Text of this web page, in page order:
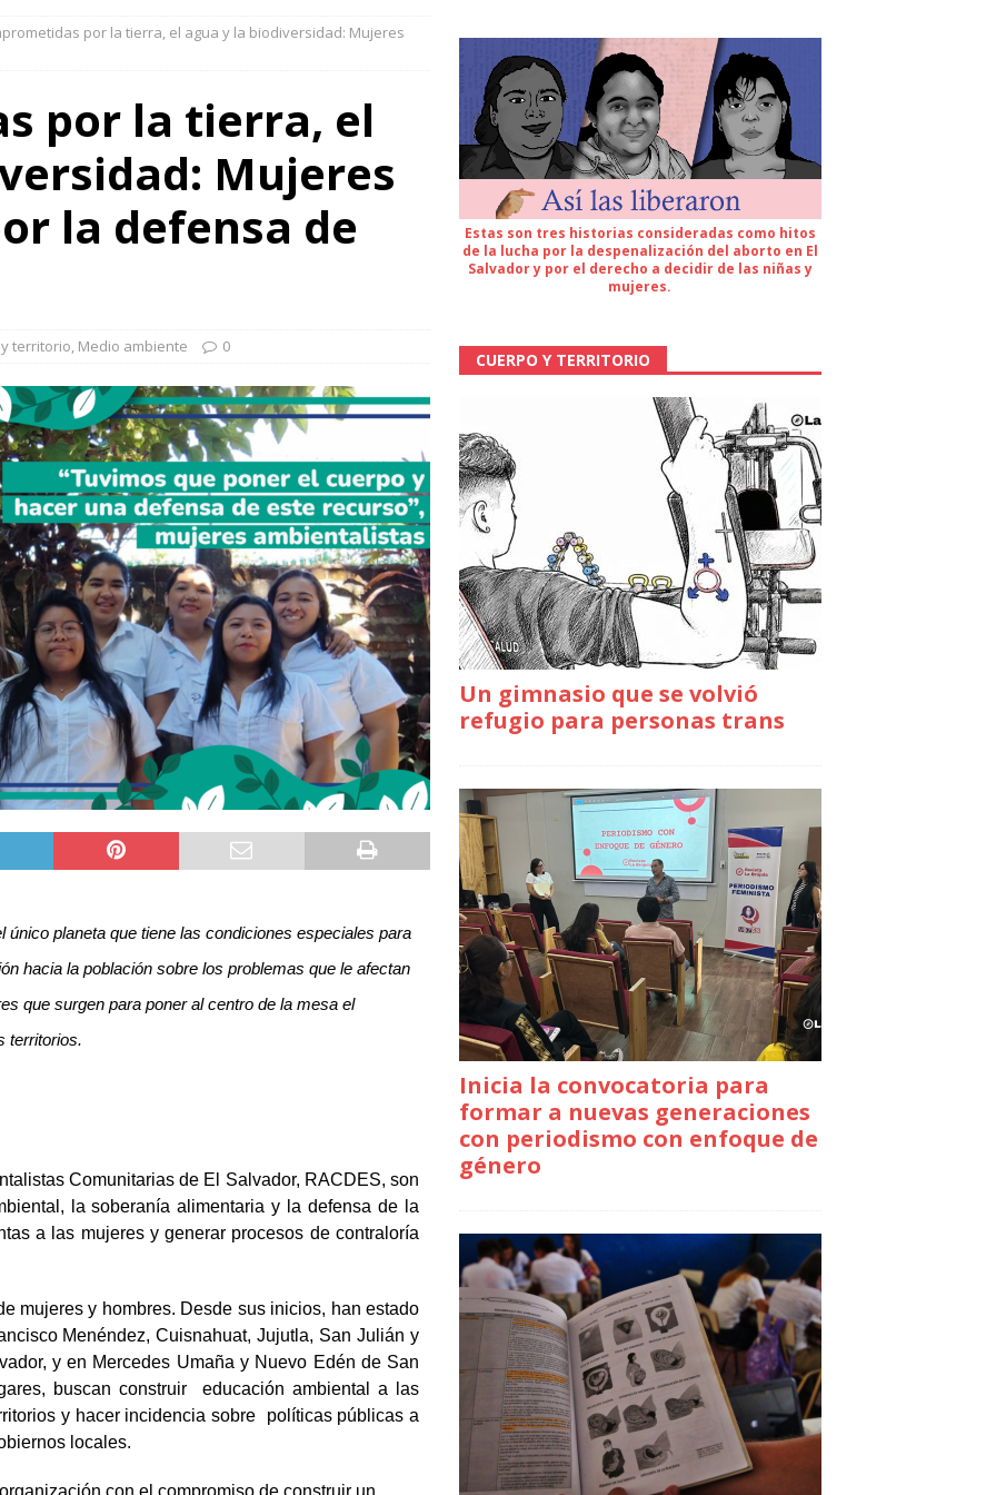
por la tierra, el agua y la biodiversidad: Mujeres
por la tierra, el
Mujeres
la defensa de
territorio, Medio ambiente 0
planeta que tiene las condiciones especiales para
hacia la población sobre los problemas que le afectan
que surgen para poner al centro de la mesa el
territorios.
Comunitarias de El Salvador, RACDES, son
la soberanía alimentaria y la defensa de la
a las mujeres y generar procesos de contraloría
mujeres y hombres. Desde sus inicios, han estado
Menéndez, Cuisnahuat, Jujutla, San Julián y
y en Mercedes Umaña y Nuevo Edén de San
buscan construir educación ambiental a las
y hacer incidencia sobre políticas públicas a
locales.
Estas son tres historias consideradas como hitos
de la lucha por la despenalización del aborto en El
Salvador y por el derecho a decidir de las niñas y
mujeres.
CUERPO Y TERRITORIO
Un gimnasio que se volvió
refugio para personas trans
Inicia la convocatoria para
formar a nuevas generaciones
con periodismo con enfoque de
género